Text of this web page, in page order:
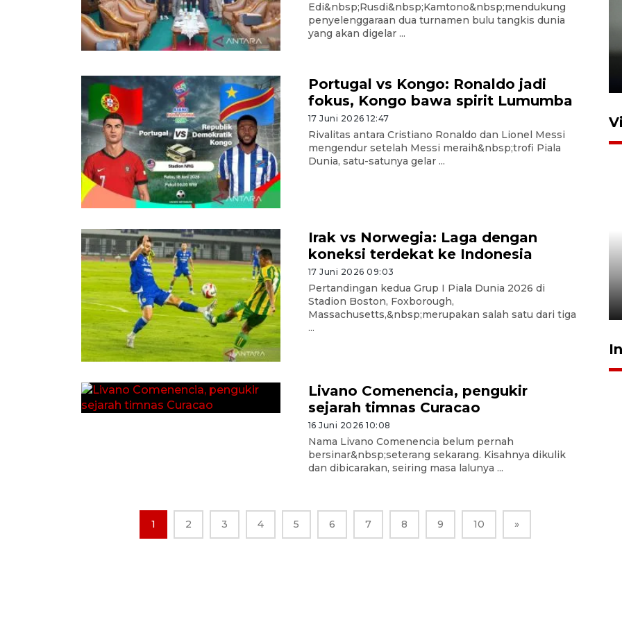
Edi&nbsp;Rusdi&nbsp;Kamtono&nbsp;mendukung
penyelenggaraan dua turnamen bulu tangkis dunia
yang akan digelar ...
Portugal vs Kongo: Ronaldo jadi
fokus, Kongo bawa spirit Lumumba
17 Juni 2026 12:47
Rivalitas antara Cristiano Ronaldo dan Lionel Messi
mengendur setelah Messi meraih&nbsp;trofi Piala
Dunia, satu-satunya gelar ...
Irak vs Norwegia: Laga dengan
koneksi terdekat ke Indonesia
17 Juni 2026 09:03
Pertandingan kedua Grup I Piala Dunia 2026 di
Stadion Boston, Foxborough,
Massachusetts,&nbsp;merupakan salah satu dari tiga
...
Livano Comenencia, pengukir
sejarah timnas Curacao
16 Juni 2026 10:08
Nama Livano Comenencia belum pernah
bersinar&nbsp;seterang sekarang. Kisahnya dikulik
dan dibicarakan, seiring masa lalunya ...
1 2 3 4 5 6 7 8 9 10 »
Karhutla Kalimantan Barat
Optimalkan aset negara,
Bulog luncurkan kawasan
bisnis di Pontianak
22 Juli 2026 17:09